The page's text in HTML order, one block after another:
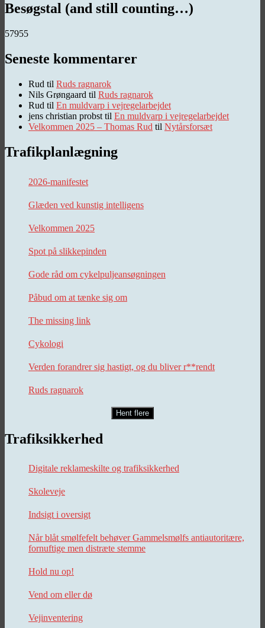
Besøgstal (and still counting…)
57955
Seneste kommentarer
Rud til Ruds ragnarok
Nils Grøngaard til Ruds ragnarok
Rud til En muldvarp i vejregelarbejdet
jens christian probst til En muldvarp i vejregelarbejdet
Velkommen 2025 – Thomas Rud til Nytårsforsæt
Trafikplanlægning
2026-manifestet
Glæden ved kunstig intelligens
Velkommen 2025
Spot på slikkepinden
Gode råd om cykelpuljeansøgningen
Påbud om at tænke sig om
The missing link
Cykologi
Verden forandrer sig hastigt, og du bliver r**rendt
Ruds ragnarok
Hent flere
Trafiksikkerhed
Digitale reklameskilte og trafiksikkerhed
Skoleveje
Indsigt i oversigt
Når blåt smølfefelt behøver Gammelsmølfs antiautoritære,
fornuftige men distræte stemme
Hold nu op!
Vend om eller dø
Vejinventering